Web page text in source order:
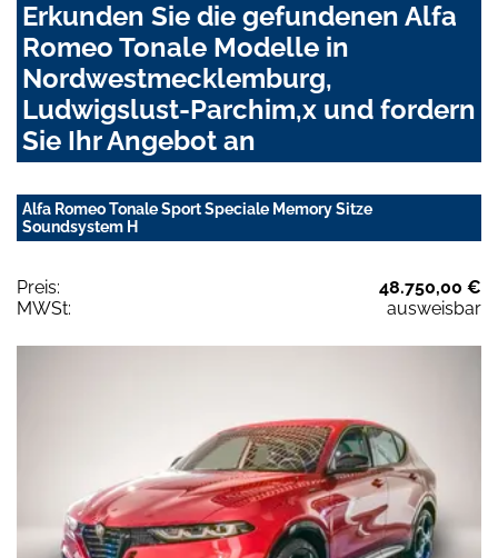
Erkunden Sie die gefundenen Alfa
Romeo Tonale Modelle in
Nordwestmecklemburg,
Ludwigslust-Parchim,x und fordern
Sie Ihr Angebot an
Alfa Romeo Tonale Sport Speciale Memory Sitze
Soundsystem H
Preis:
48.750,00 €
MWSt:
ausweisbar